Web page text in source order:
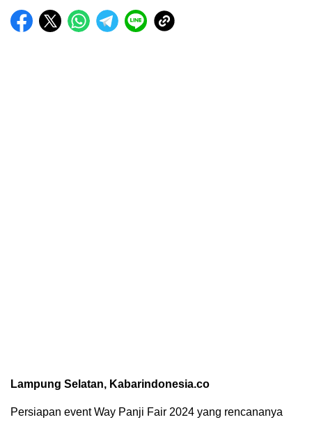
Lampung Selatan, Kabarindonesia.co
Persiapan event Way Panji Fair 2024 yang rencananya